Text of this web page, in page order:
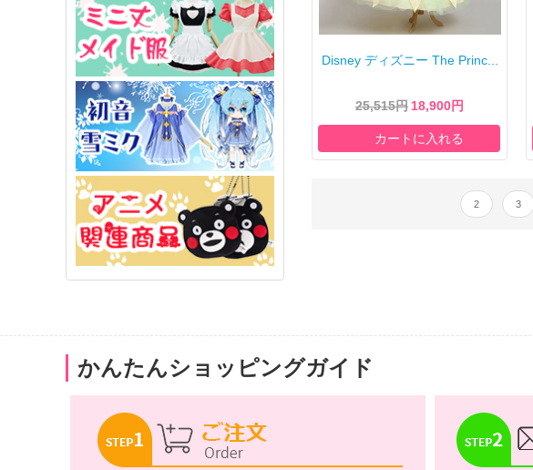
Disney ディズニー The Princ...
25,515円 18,900円
カートに入れる
2 3
かんたんショッピングガイド